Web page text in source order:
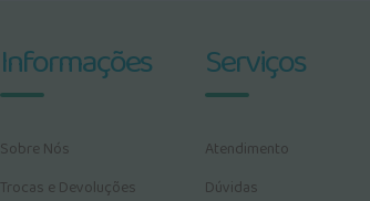
Informações
Sobre Nós
Trocas e Devoluções
Serviços
Atendimento
Dúvidas